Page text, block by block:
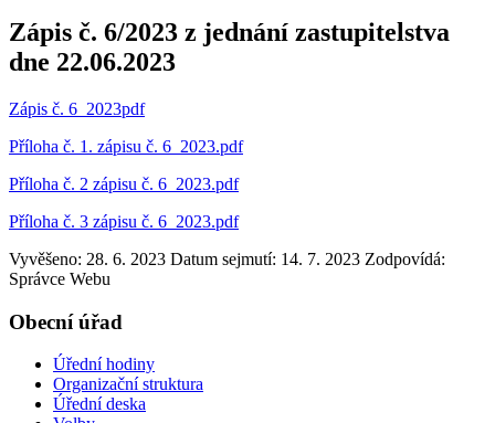
Zápis č. 6/2023 z jednání zastupitelstva
dne 22.06.2023
Zápis č. 6_2023pdf
Příloha č. 1. zápisu č. 6_2023.pdf
Příloha č. 2 zápisu č. 6_2023.pdf
Příloha č. 3 zápisu č. 6_2023.pdf
Vyvěšeno: 28. 6. 2023 Datum sejmutí: 14. 7. 2023 Zodpovídá:
Správce Webu
Obecní úřad
Úřední hodiny
Organizační struktura
Úřední deska